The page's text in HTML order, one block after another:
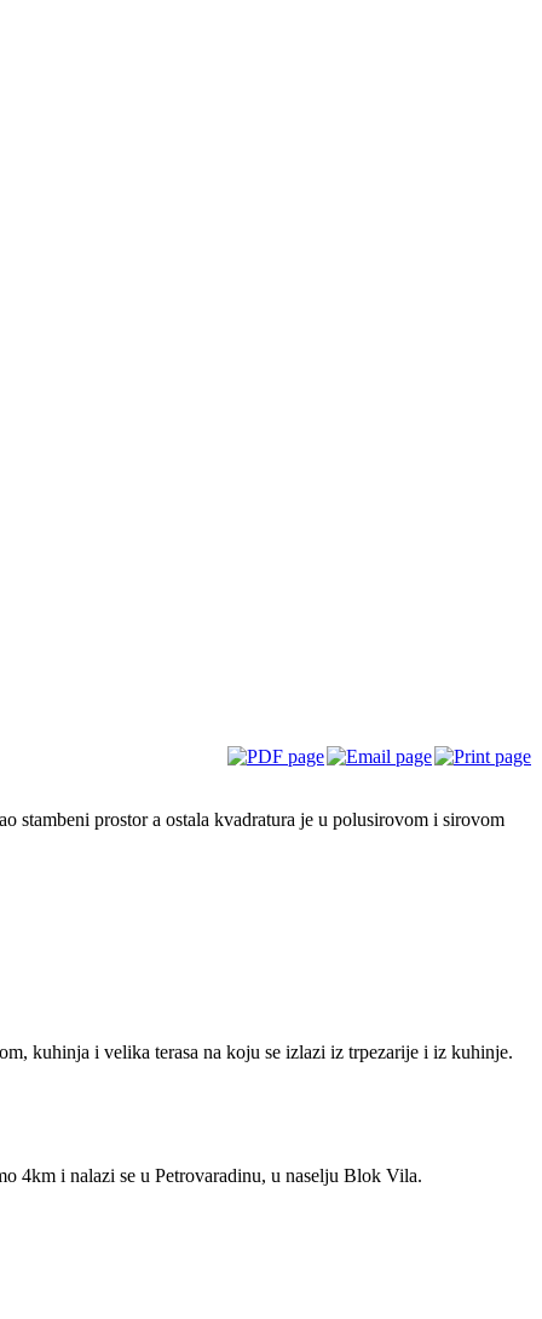
stambeni prostor a ostala kvadratura je u polusirovom i sirovom
kuhinja i velika terasa na koju se izlazi iz trpezarije i iz kuhinje.
4km i nalazi se u Petrovaradinu, u naselju Blok Vila.